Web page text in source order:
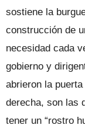
sostiene la
construcción de
necesidad cada
gobierno y
abrieron la
derecha, son las
tener un “rostro